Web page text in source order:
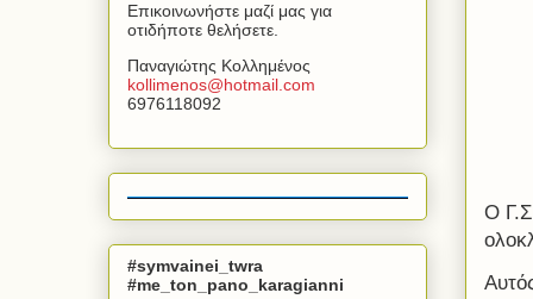
Ο
Επικοινωνήστε μαζί μας για
οτιδήποτε θελήσετε.
Παναγιώτης Κολλημένος
kollimenos@hotmail com
6976118092
#symvainei_twra
#me_ton_pano_karagianni